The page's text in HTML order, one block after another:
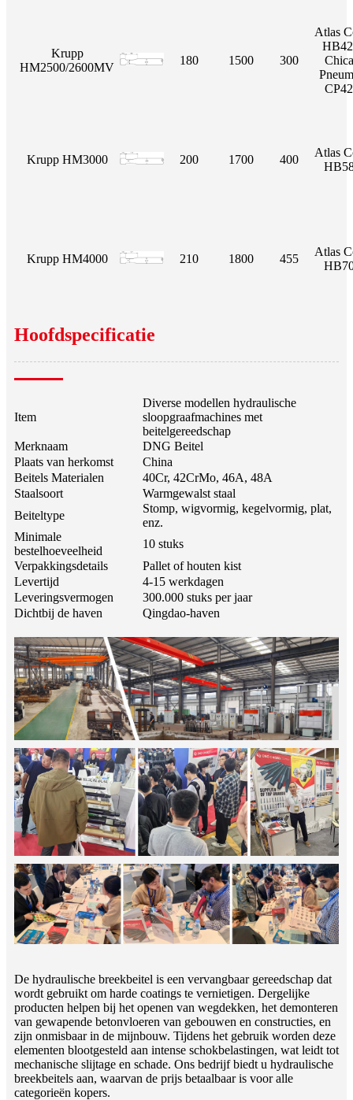
Krupp
HM2500/2600MV
180 1500 300
Atlas
Krupp HM3000 200 1700 400
Atlas
Krupp HM4000 210 1800 455
Atlas
Hoofdspecificatie
Item
Diverse modellen hydraulische
sloopgraafmachines met
beitelgereedschap
Merknaam
DNG Beitel
Plaats van herkomst
China
Beitels Materialen
40Cr, 42CrMo, 46A, 48A
Staalsoort
Warmgewalst staal
Beiteltype
Stomp, wigvormig, kegelvormig, plat,
enz.
Minimale
bestelhoeveelheid
10 stuks
Verpakkingsdetails
Pallet of houten kist
Levertijd
4-15 werkdagen
Leveringsvermogen
300.000 stuks per jaar
Dichtbij de haven
Qingdao-haven
De hydraulische breekbeitel is een vervangbaar gereedschap dat
wordt gebruikt om harde coatings te vernietigen. Dergelijke
producten helpen bij het openen van wegdekken, het demonteren
van gewapende betonvloeren van gebouwen en constructies, en
zijn onmisbaar in de mijnbouw. ​​Tijdens het gebruik worden deze
elementen blootgesteld aan intense schokbelastingen, wat leidt tot
mechanische slijtage en schade. Ons bedrijf biedt u hydraulische
breekbeitels aan, waarvan de prijs betaalbaar is voor alle
categorieën kopers.